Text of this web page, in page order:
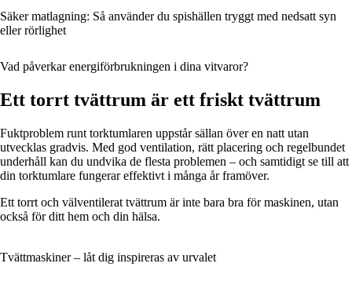
Säker matlagning: Så använder du spishällen tryggt med nedsatt syn
eller rörlighet
Vad påverkar energiförbrukningen i dina vitvaror?
Ett torrt tvättrum är ett friskt tvättrum
Fuktproblem runt torktumlaren uppstår sällan över en natt utan
utvecklas gradvis. Med god ventilation, rätt placering och regelbundet
underhåll kan du undvika de flesta problemen – och samtidigt se till att
din torktumlare fungerar effektivt i många år framöver.
Ett torrt och välventilerat tvättrum är inte bara bra för maskinen, utan
också för ditt hem och din hälsa.
Tvättmaskiner – låt dig inspireras av urvalet